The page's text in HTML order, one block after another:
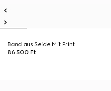
Band aus Seide Mit Print
86 500 Ft